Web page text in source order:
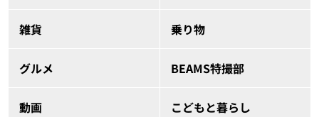
雑貨 乗り物
グルメ BEAMS特撮部
動画 こどもと暮らし